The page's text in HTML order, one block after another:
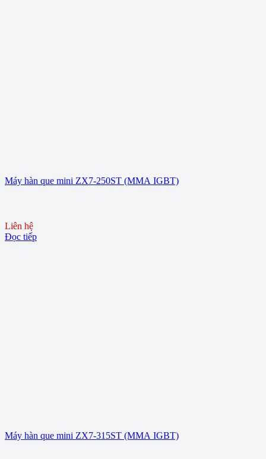
Máy hàn que mini ZX7-250ST (MMA IGBT)
Liên hệ
Đọc tiếp
Máy hàn que mini ZX7-315ST (MMA IGBT)